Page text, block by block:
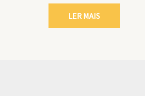
LER MAIS